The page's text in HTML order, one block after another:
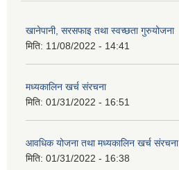
खानेपानी, सरसफाइ तथा स्वच्छता गुरुयोजना
मिति: 11/08/2022 - 14:41
मध्यकालिन खर्च संरचना
मिति: 01/31/2022 - 16:51
आवधिक योजना तथा मध्यकालिन खर्च संरचना
मिति: 01/31/2022 - 16:38